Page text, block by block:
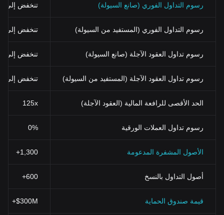
رسوم التداول الفوري (صانع السيولة) تنخفض إلى 0%
رسوم التداول الفوري (المستفيد من السيولة) تنخفض إلى 0.03% (0.024% باستخدام BGB)
رسوم تداول العقود الآجلة (صانع السيولة) تنخفض إلى 0%
رسوم تداول العقود الآجلة (المستفيد من السيولة) تنخفض إلى 0.02%
الحد الأقصى للرافعة المالية (العقود الآجلة) 125x
رسوم تداول العملات الورقية 0%
الأصول المشفرة المدعومة 1,300+
أصول التداول بالنسخ 600+
قيمة صندوق الحماية $300M+